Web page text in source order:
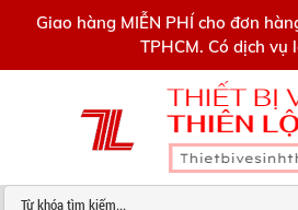
Giao hàng MIỄN PHÍ cho đơn
TPHCM. Có dịch vụ
0909445903